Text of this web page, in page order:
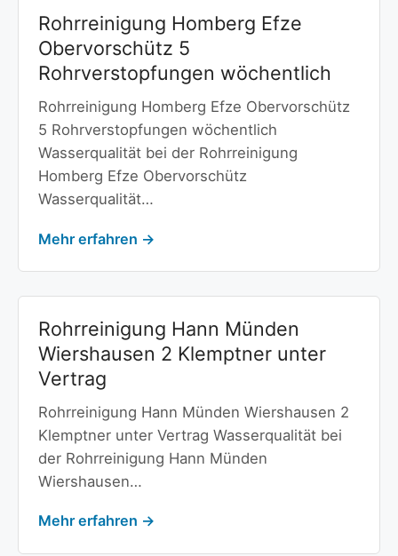
Rohrreinigung Homberg Efze
Obervorschütz 5
Rohrverstopfungen wöchentlich
Rohrreinigung Homberg Efze Obervorschütz
5 Rohrverstopfungen wöchentlich
Wasserqualität bei der Rohrreinigung
Homberg Efze Obervorschütz
Wasserqualität…
Mehr erfahren →
Rohrreinigung Hann Münden
Wiershausen 2 Klemptner unter
Vertrag
Rohrreinigung Hann Münden Wiershausen 2
Klemptner unter Vertrag Wasserqualität bei
der Rohrreinigung Hann Münden
Wiershausen…
Mehr erfahren →